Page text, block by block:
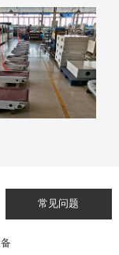
常见问题